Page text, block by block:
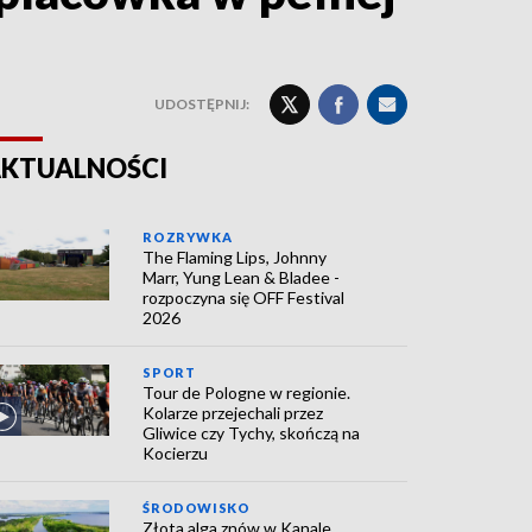
UDOSTĘPNIJ:
ROZRYWKA
The Flaming Lips, Johnny
Marr, Yung Lean & Bladee -
rozpoczyna się OFF Festival
2026
SPORT
Tour de Pologne w regionie.
Kolarze przejechali przez
Gliwice czy Tychy, skończą na
Kocierzu
ŚRODOWISKO
Złota alga znów w Kanale